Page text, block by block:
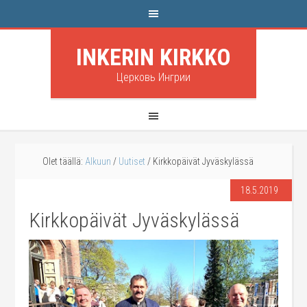
INKERIN KIRKKO
Церковь Ингрии
Olet täällä: Alkuun / Uutiset / Kirkkopäivät Jyväskylässä
18.5.2019
Kirkkopäivät Jyväskylässä